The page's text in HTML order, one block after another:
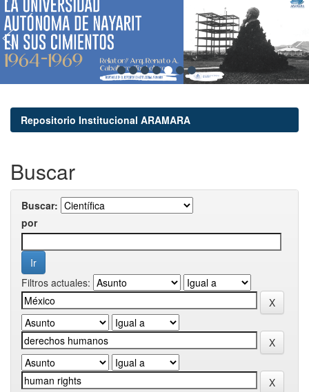
Repositorio Institucional ARAMARA
Buscar
Buscar:
por
Filtros actuales: